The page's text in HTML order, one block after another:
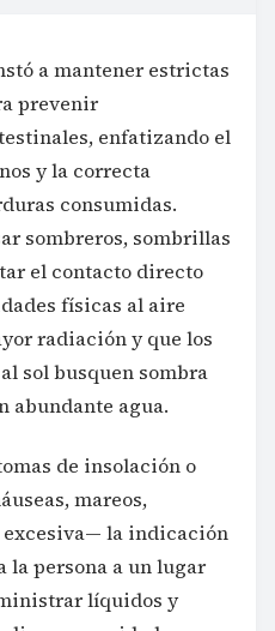
a mantener estrictas
prevenir
enfatizando el
y la correcta
consumidas.
sombreros, sombrillas
el contacto directo
físicas al aire
radiación y que los
sol busquen sombra
abundante agua.
de insolación o
mareos,
excesiva— la indicación
la persona a un lugar
líquidos y